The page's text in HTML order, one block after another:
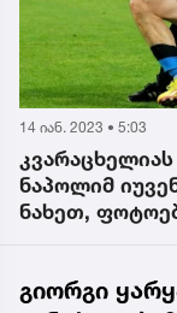
14 იან. 2023 • 5:03
ნაპოლიმ
ნახეთ,
გიორგი